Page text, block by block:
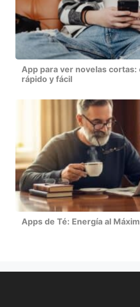
App para ver novelas
rápido y fácil
Apps de Té: Energía al